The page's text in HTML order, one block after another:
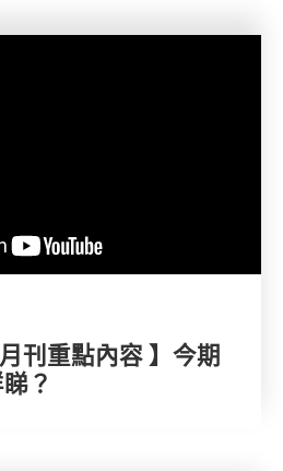
刊重點內容 】今期
？